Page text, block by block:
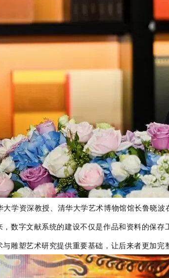
学资深教授、清华大学艺术博物馆馆长鲁晓
数字文献系统的建设不仅是作品和资料的保
雕塑艺术研究提供重要基础，让后来者更加